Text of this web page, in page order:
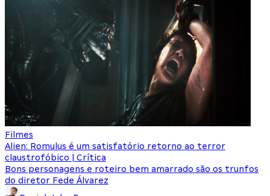
Filmes
Alien: Romulus é um satisfatório retorno ao terror
claustrofóbico | Crítica
Bons personagens e roteiro bem amarrado são os trunfos
do diretor Fede Álvarez